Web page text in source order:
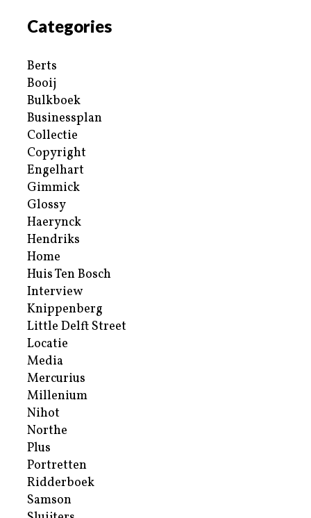
Categories
Berts
Booij
Bulkboek
Businessplan
Collectie
Copyright
Engelhart
Gimmick
Glossy
Haerynck
Hendriks
Home
Huis Ten Bosch
Interview
Knippenberg
Little Delft Street
Locatie
Media
Mercurius
Millenium
Nihot
Northe
Plus
Portretten
Ridderboek
Samson